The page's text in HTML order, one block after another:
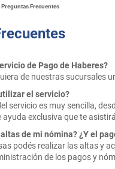
Preguntas Frecuentes
de Pago de Haberes?
de nuestras sucursales
el servicio?
servicio es muy sencilla,
exclusiva que te
de mi nómina? ¿Y el
podés realizar las altas y
de los pagos y